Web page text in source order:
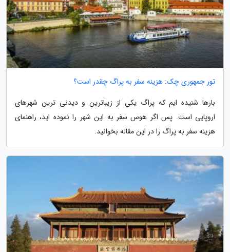
تور جمهوری چک: هزینه سفر به پراگ چقدر است؟
بارها شنیده ایم که پراگ یکی از زیباترین و دیدنی ترین شهرهای
اروپایی است. پس اگر هوس سفر به این شهر را نموده اید، راهنمای
هزینه سفر به پراگ را در این مقاله بخوانید.